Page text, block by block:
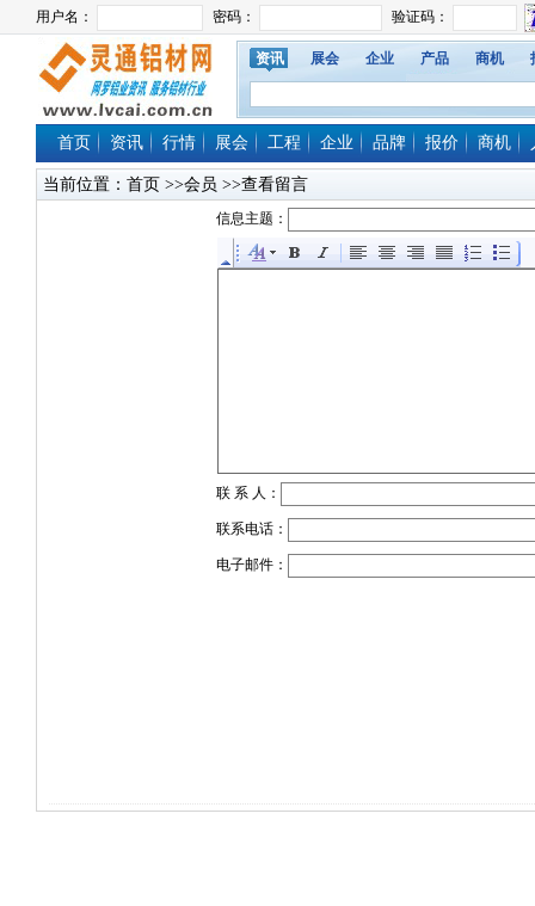
资讯 展会 企业 产品 商机
首页 资讯 行情 展会 工程 企业 品牌 报价 商机
当前位置： 首页 >>会员 >>查看留言
信息主题：
联 系 人：
联系电话：
电子邮件：